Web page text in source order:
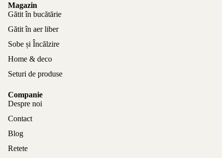
Magazin
Gătit în bucătărie
Gătit în aer liber
Sobe și Încălzire
Home & deco
Seturi de produse
Companie
Despre noi
Contact
Blog
Retete